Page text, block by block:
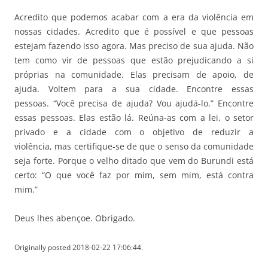
Acredito que podemos acabar com a era da violência em
nossas cidades. Acredito que é possível e que pessoas
estejam fazendo isso agora. Mas preciso de sua ajuda. Não
tem como vir de pessoas que estão prejudicando a si
próprias na comunidade. Elas precisam de apoio, de
ajuda. Voltem para a sua cidade. Encontre essas
pessoas. “Você precisa de ajuda? Vou ajudá-lo.” Encontre
essas pessoas. Elas estão lá. Reúna-as com a lei, o setor
privado e a cidade com o objetivo de reduzir a
violência, mas certifique-se de que o senso da comunidade
seja forte. Porque o velho ditado que vem do Burundi está
certo: “O que você faz por mim, sem mim, está contra
mim.”
Deus lhes abençoe. Obrigado.
Originally posted 2018-02-22 17:06:44.